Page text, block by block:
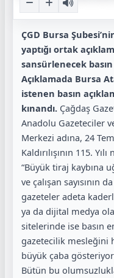
ÇGD Bursa
yaptığı ortak
sansürlenecek
Açıklamada Bursa
istenen basın
kınandı. Çağdaş
Anadolu Gazeteciler
Merkezi adına, 24
Kaldırılışının 115.
“Büyük tiraj kaybına
ve çalışan sayısının
gazeteler adeta
ya da dijital medya
sitelerinde ise basın
gazetecilik mesleğini
büyük çaba
Bütün bu